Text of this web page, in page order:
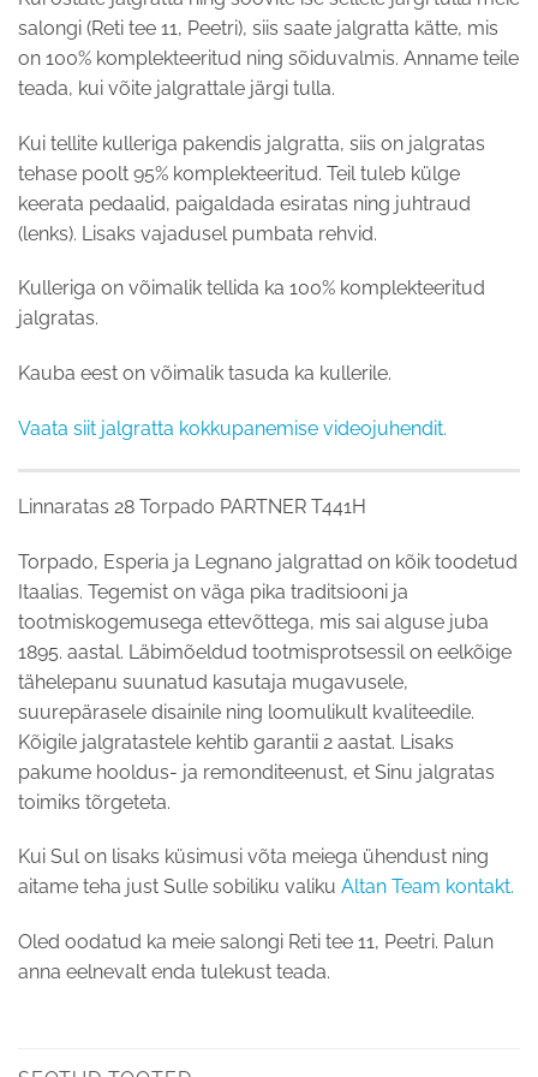
salongi (Reti tee 11, Peetri), siis saate jalgratta kätte, mis
on 100% komplekteeritud ning sõiduvalmis. Anname teile
teada, kui võite jalgrattale järgi tulla.
Kui tellite kulleriga pakendis jalgratta, siis on jalgratas
tehase poolt 95% komplekteeritud. Teil tuleb külge
keerata pedaalid, paigaldada esiratas ning juhtraud
(lenks). Lisaks vajadusel pumbata rehvid.
Kulleriga on võimalik tellida ka 100% komplekteeritud
jalgratas.
Kauba eest on võimalik tasuda ka kullerile.
Vaata siit jalgratta kokkupanemise videojuhendit.
Linnaratas 28 Torpado PARTNER T441H
Torpado, Esperia ja Legnano jalgrattad on kõik toodetud
Itaalias. Tegemist on väga pika traditsiooni ja
tootmiskogemusega ettevõttega, mis sai alguse juba
1895. aastal. Läbimõeldud tootmisprotsessil on eelkõige
tähelepanu suunatud kasutaja mugavusele,
suurepärasele disainile ning loomulikult kvaliteedile.
Kõigile jalgratastele kehtib garantii 2 aastat. Lisaks
pakume hooldus- ja remonditeenust, et Sinu jalgratas
toimiks tõrgeteta.
Kui Sul on lisaks küsimusi võta meiega ühendust ning
aitame teha just Sulle sobiliku valiku Altan Team kontakt.
Oled oodatud ka meie salongi Reti tee 11, Peetri. Palun
anna eelnevalt enda tulekust teada.